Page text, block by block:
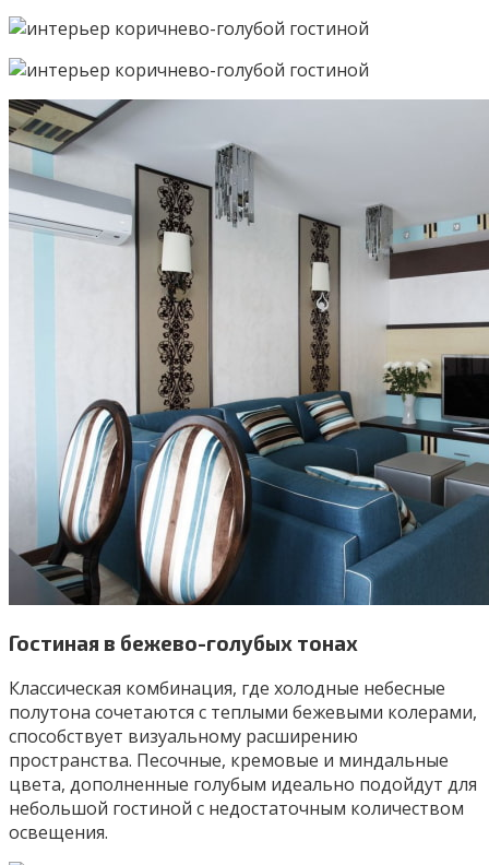
Гостиная в бежево-голубых тонах
Классическая комбинация, где холодные небесные
полутона сочетаются с теплыми бежевыми колерами,
способствует визуальному расширению
пространства. Песочные, кремовые и миндальные
цвета, дополненные голубым идеально подойдут для
небольшой гостиной с недостаточным количеством
освещения.